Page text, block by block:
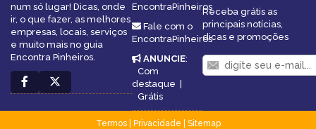
num só lugar! Dicas, onde
ir, o que fazer, as melhores
empresas, locais, serviços
e muito mais no guia
Encontra Pinheiros.
EncontraPinheiros
Fale com o
EncontraPinheiros
ANUNCIE:
Com
destaque |
Grátis
Receba grátis as
principais notícias,
dicas e promoções
Termos| Privacidade
Sitemap